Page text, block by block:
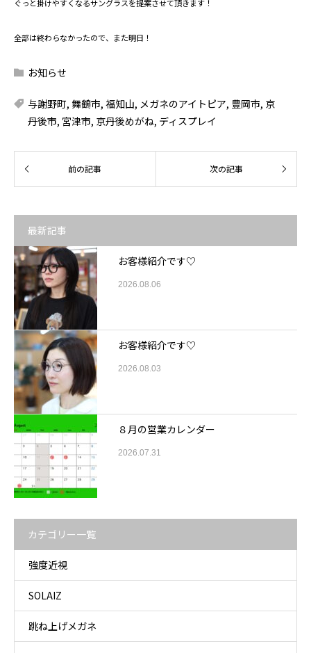
ぐっと掛けやすくなるサングラスを提案させて頂きます！
全部は終わらなかったので、また明日！
お知らせ
与謝野町, 舞鶴市, 福知山, メガネのアイトピア, 豊岡市, 京
丹後市, 宮津市, 京丹後めがね, ディスプレイ
最新記事
お客様紹介です♡
2026.08.06
お客様紹介です♡
2026.08.03
８月の営業カレンダー
2026.07.31
カテゴリー一覧
強度近視
SOLAIZ
跳ね上げメガネ